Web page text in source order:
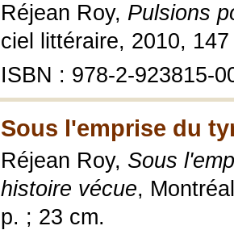
Réjean Roy, Pulsions
ciel littéraire, 2010,
ISBN : 978-2-923815-
Sous l'emprise du
Réjean Roy, Sous
histoire vécue,
p. ; 23 cm.